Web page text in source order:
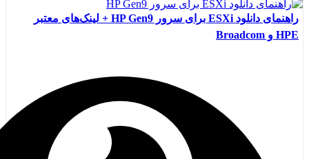
راهنمای دانلود ESXi برای سرور HP Gen9 + لینک‌های معتبر
HPE و Broadcom